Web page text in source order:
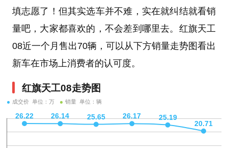
填志愿了！但其实选车并不难，实在就纠结就看销
量吧，大家都喜欢的，不会差到哪里去。红旗天工
08近一个月售出70辆，可以从下方销量走势图看出
新车在市场上消费者的认可度。
红旗天工08走势图
成交价 单位：万 销量 单位：辆